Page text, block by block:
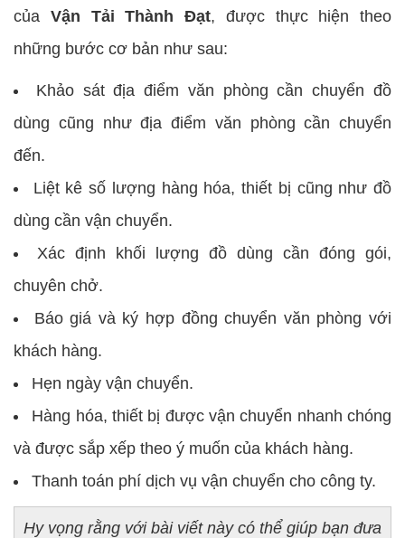
của Vận Tải Thành Đạt, được thực hiện theo
những bước cơ bản như sau:
Khảo sát địa điểm văn phòng cần chuyển đồ
dùng cũng như địa điểm văn phòng cần chuyển
đến.
Liệt kê số lượng hàng hóa, thiết bị cũng như đồ
dùng cần vận chuyển.
Xác định khối lượng đồ dùng cần đóng gói,
chuyên chở.
Báo giá và ký hợp đồng chuyển văn phòng với
khách hàng.
Hẹn ngày vận chuyển.
Hàng hóa, thiết bị được vận chuyển nhanh chóng
và được sắp xếp theo ý muốn của khách hàng.
Thanh toán phí dịch vụ vận chuyển cho công ty.
Hy vọng rằng với bài viết này có thể giúp bạn đưa